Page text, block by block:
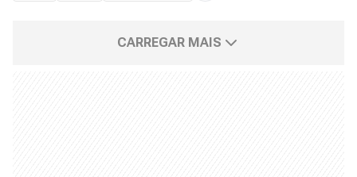
CARREGAR MAIS